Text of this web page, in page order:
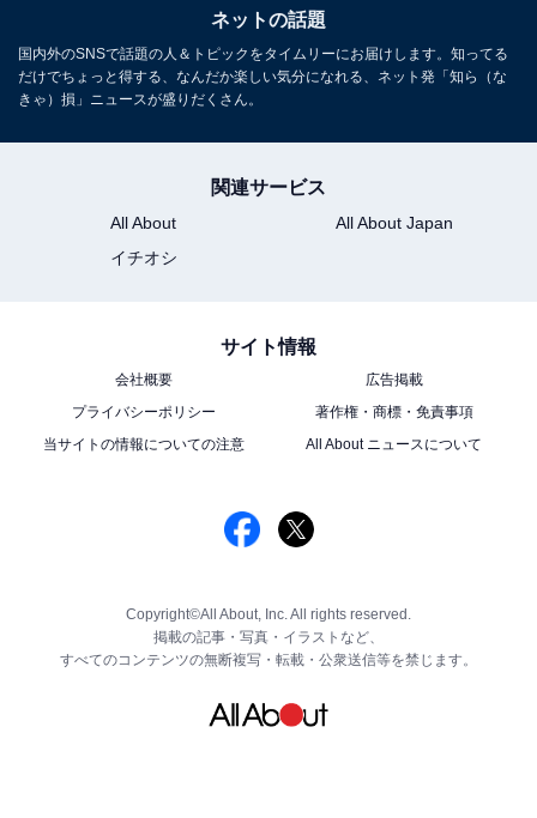
ネットの話題
国内外のSNSで話題の人＆トピックをタイムリーにお届けします。知ってる
だけでちょっと得する、なんだか楽しい気分になれる、ネット発「知ら（な
きゃ）損」ニュースが盛りだくさん。
関連サービス
All About
All About Japan
イチオシ
サイト情報
会社概要
広告掲載
プライバシーポリシー
著作権・商標・免責事項
当サイトの情報についての注意
All About ニュースについて
Copyright©All About, Inc. All rights reserved.
掲載の記事・写真・イラストなど、
すべてのコンテンツの無断複写・転載・公衆送信等を禁じます。